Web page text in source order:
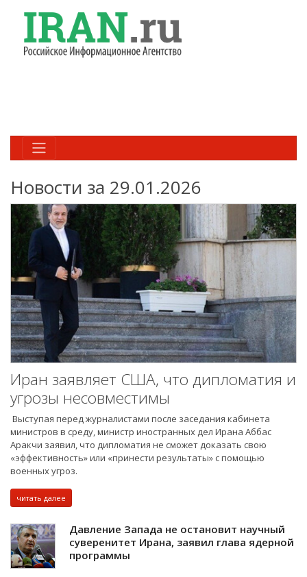
Новости за 29.01.2026
Иран заявляет США, что дипломатия и
угрозы несовместимы
Выступая перед журналистами после заседания кабинета
министров в среду, министр иностранных дел Ирана Аббас
Аракчи заявил, что дипломатия не сможет доказать свою
«эффективность» или «принести результаты» с помощью
военных угроз.
читать далее
Давление Запада не остановит научный
суверенитет Ирана, заявил глава ядерной
программы